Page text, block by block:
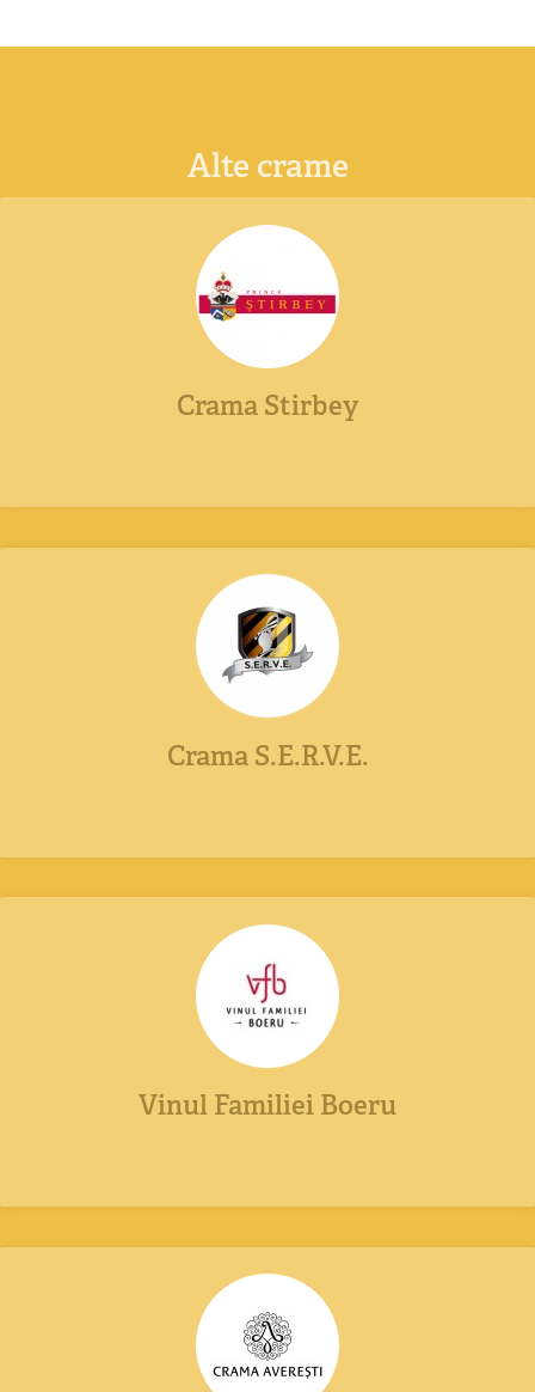
Alte crame
Crama Stirbey
Crama S.E.R.V.E.
Vinul Familiei Boeru